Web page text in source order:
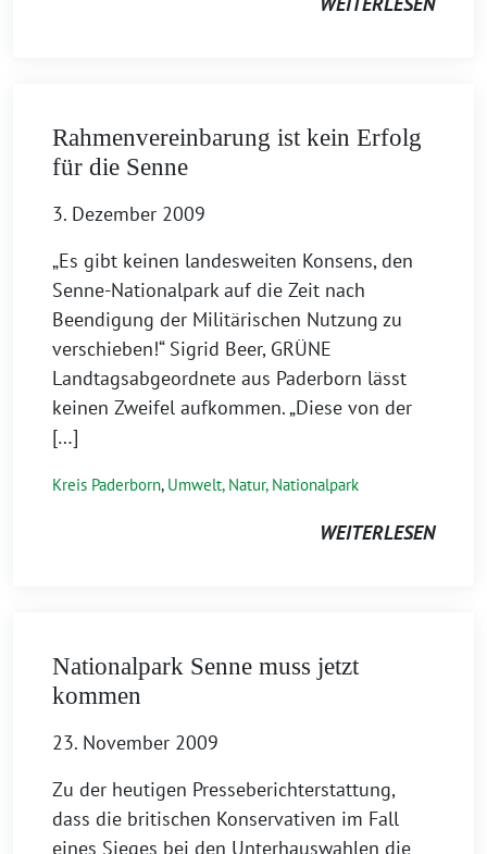
Rahmenvereinbarung ist kein Erfolg
für die Senne
3. Dezember 2009
„Es gibt keinen landesweiten Konsens, den
Senne-Nationalpark auf die Zeit nach
Beendigung der Militärischen Nutzung zu
verschieben!“ Sigrid Beer, GRÜNE
Landtagsabgeordnete aus Paderborn lässt
keinen Zweifel aufkommen. „Diese von der
[…]
Kreis Paderborn, Umwelt, Natur, Nationalpark
WEITERLESEN
Nationalpark Senne muss jetzt
kommen
23. November 2009
Zu der heutigen Presseberichterstattung,
dass die britischen Konservativen im Fall
eines Sieges bei den Unterhauswahlen die